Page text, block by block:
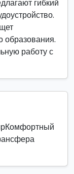
гибкий
образования.
работу с